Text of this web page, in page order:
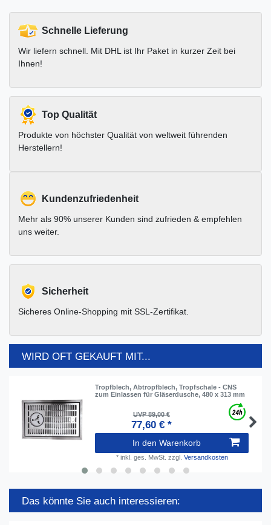
Schnelle Lieferung
Wir liefern schnell. Mit DHL ist Ihr Paket in kurzer Zeit bei
Ihnen!
Top Qualität
Produkte von höchster Qualität von weltweit führenden
Herstellern!
Kundenzufriedenheit
Mehr als 90% unserer Kunden sind zufrieden & empfehlen
uns weiter.
Sicherheit
Sicheres Online-Shopping mit SSL-Zertifikat.
WIRD OFT GEKAUFT MIT...
Tropfblech, Abtropfblech, Tropfschale - CNS
zum Einlassen für Gläserdusche, 480 x 313 mm
UVP 89,00 €
77,60 € *
In den Warenkorb
* inkl. ges. MwSt. zzgl. Versandkosten
Das könnte Sie auch interessieren: